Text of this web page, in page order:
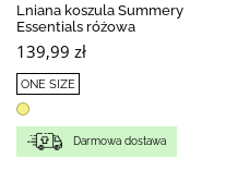
Lniana koszula Summery
Essentials różowa
139,99 zł
ONE SIZE
Darmowa dostawa